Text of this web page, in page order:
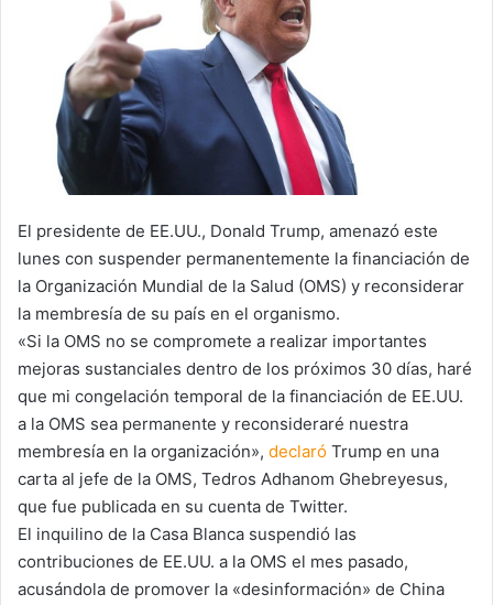
El presidente de EE.UU., Donald Trump, amenazó este
lunes con suspender permanentemente la financiación de
la Organización Mundial de la Salud (OMS) y reconsiderar
la membresía de su país en el organismo.
«Si la OMS no se compromete a realizar importantes
mejoras sustanciales dentro de los próximos 30 días, haré
que mi congelación temporal de la financiación de EE.UU.
a la OMS sea permanente y reconsideraré nuestra
membresía en la organización», declaró Trump en una
carta al jefe de la OMS, Tedros Adhanom Ghebreyesus,
que fue publicada en su cuenta de Twitter.
El inquilino de la Casa Blanca suspendió las
contribuciones de EE.UU. a la OMS el mes pasado,
acusándola de promover la «desinformación» de China